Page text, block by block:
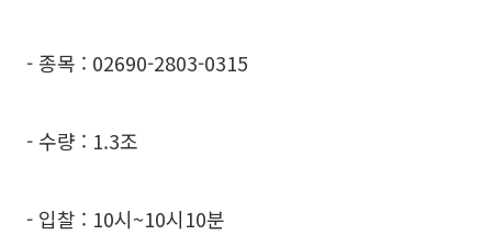
- 종목 : 02690-2803-0315
- 수량 : 1.3조
- 입찰 : 10시~10시10분